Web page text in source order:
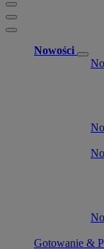
Nowości
Gotowanie &